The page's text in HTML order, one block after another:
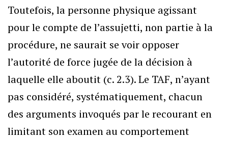
Toutefois, la personne physique agissant
pour le compte de l’assujetti, non partie à la
procédure, ne saurait se voir opposer
l’autorité de force jugée de la décision à
laquelle elle aboutit (c. 2.3). Le TAF, n’ayant
pas considéré, systématiquement, chacun
des arguments invoqués par le recourant en
limitant son examen au comportement